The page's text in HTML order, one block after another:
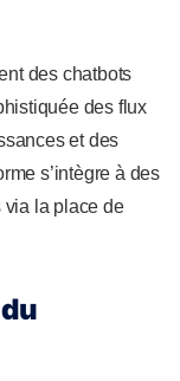
des chatbots
des flux
et des
s’intègre à des
via la place de